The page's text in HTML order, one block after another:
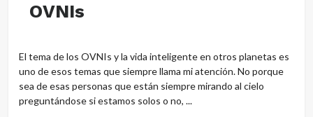
OVNIs
El tema de los OVNIs y la vida inteligente en otros planetas es
uno de esos temas que siempre llama mi atención. No porque
sea de esas personas que están siempre mirando al cielo
preguntándose si estamos solos o no, ...